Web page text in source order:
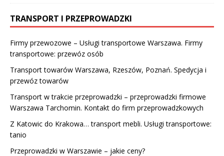
TRANSPORT I PRZEPROWADZKI
Firmy przewozowe – Usługi transportowe Warszawa. Firmy
transportowe: przewóz osób
Transport towarów Warszawa, Rzeszów, Poznań. Spedycja i
przewóz towarów
Transport w trakcie przeprowadzki – przeprowadzki firmowe
Warszawa Tarchomin. Kontakt do firm przeprowadzkowych
Z Katowic do Krakowa… transport mebli. Usługi transportowe:
tanio
Przeprowadzki w Warszawie – jakie ceny?